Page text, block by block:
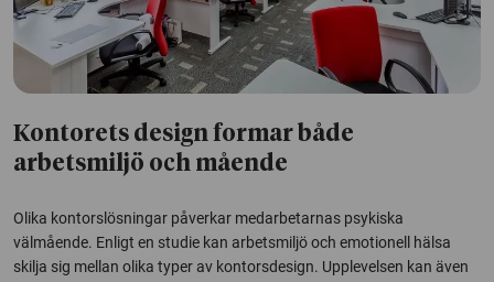
Kontorets design formar både
arbetsmiljö och mående
Olika kontorslösningar påverkar medarbetarnas psykiska
välmående. Enligt en studie kan arbetsmiljö och emotionell hälsa
skilja sig mellan olika typer av kontorsdesign. Upplevelsen kan även